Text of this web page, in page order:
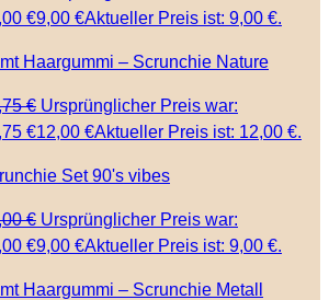
€9,00 €Aktueller Preis ist: 9,00 €.
Haargummi – Scrunchie Nature
€ Ursprünglicher Preis war:
€12,00 €Aktueller Preis ist: 12,00 €.
Set 90's vibes
€ Ursprünglicher Preis war:
€9,00 €Aktueller Preis ist: 9,00 €.
Haargummi – Scrunchie Metall